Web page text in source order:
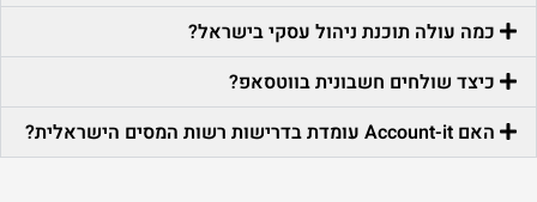
כמה עולה תוכנת ניהול עסקי בישראל?
כיצד שולחים חשבונית בווטסאפ?
האם Account-it עומדת בדרישות רשות המסים הישראלית?